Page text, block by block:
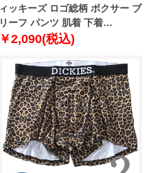
ィッキーズ ロゴ総柄 ボクサー ブ
リーフ パンツ 肌着 下着
80212700
￥2,090(税込)